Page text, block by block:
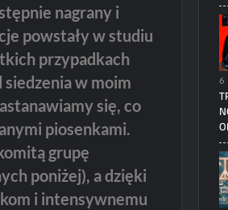
nagrany i
powstały w studiu
przypadkach
siedzenia w moim
się, co
piosenkami.
grupę
poniżej), a dzięki
i intensywnemu
6